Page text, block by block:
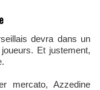
Et justement,
mercato, Azzedine